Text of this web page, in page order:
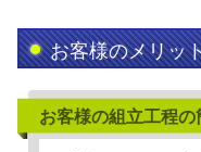
お客様のメリッ
お客様の組立工程の